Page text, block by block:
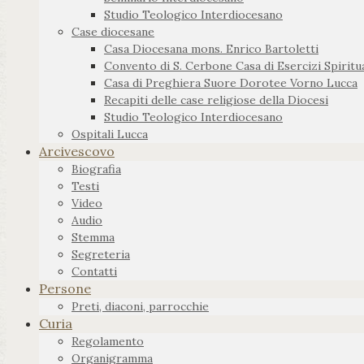
Studio Teologico Interdiocesano
Case diocesane
Casa Diocesana mons. Enrico Bartoletti
Convento di S. Cerbone Casa di Esercizi
Casa di Preghiera Suore Dorotee Vorno Lucca
Recapiti delle case religiose della Diocesi
Studio Teologico Interdiocesano
Ospitali Lucca
Arcivescovo
Biografia
Testi
Video
Audio
Stemma
Segreteria
Contatti
Persone
Preti, diaconi, parrocchie
Curia
Regolamento
Organigramma